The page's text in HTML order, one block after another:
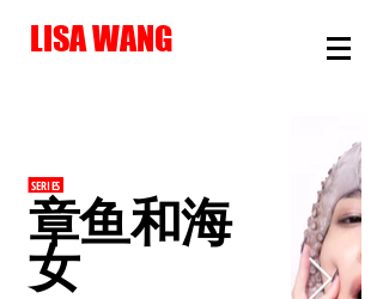
LISA WANG
SERIES
章鱼和海
女